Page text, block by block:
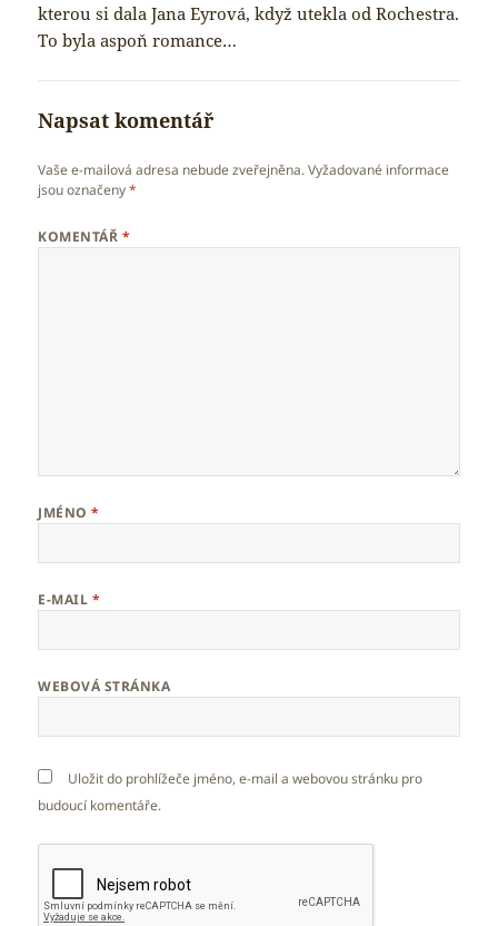
kterou si dala Jana Eyrová, když utekla od Rochestra.
To byla aspoň romance…
Napsat komentář
Vaše e-mailová adresa nebude zveřejněna. Vyžadované informace
jsou označeny*
KOMENTÁŘ *
JMÉNO*
E-MAIL *
WEBOVÁ STRÁNKA
Uložit do prohlížeče jméno, e-mail a webovou stránku pro
budoucí komentáře.